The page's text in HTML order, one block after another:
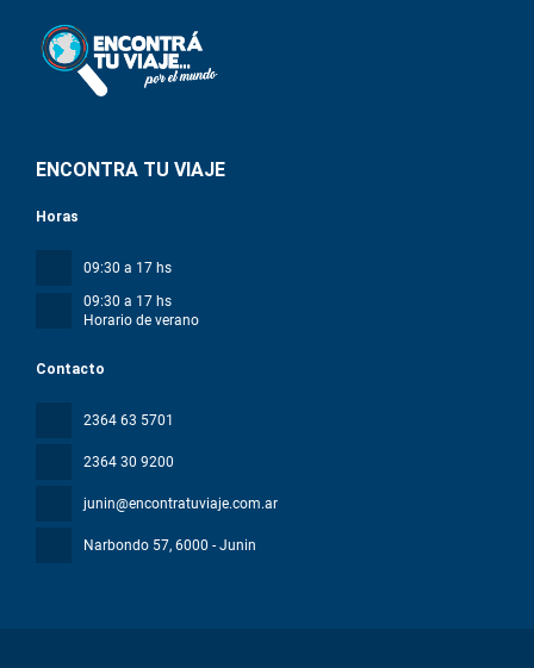
ENCONTRA TU VIAJE
Contacto
2364 63 5701
2364 30 9200
junin@encontratuviaje.com.ar
Narbondo 57, 6000 - Junin
Horas
09:30 a 17 hs
09:30 a 17 hs
Horario de verano